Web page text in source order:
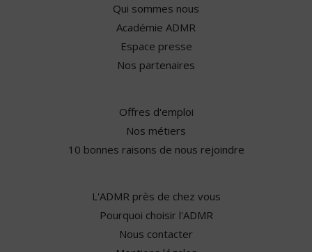
Qui sommes nous
Académie ADMR
Espace presse
Nos partenaires
Offres d'emploi
Nos métiers
10 bonnes raisons de nous rejoindre
L'ADMR près de chez vous
Pourquoi choisir l'ADMR
Nous contacter